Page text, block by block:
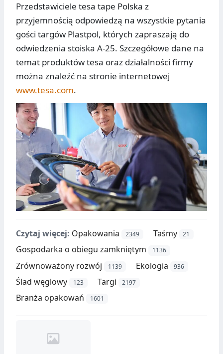
Przedstawiciele tesa tape Polska z
przyjemnością odpowiedzą na wszystkie pytania
gości targów Plastpol, których zapraszają do
odwiedzenia stoiska A-25. Szczegółowe dane na
temat produktów tesa oraz działalności firmy
można znaleźć na stronie internetowej
www.tesa.com.
Czytaj więcej: Opakowania 2349 Taśmy 21
Gospodarka o obiegu zamkniętym 1136
Zrównoważony rozwój 1139 Ekologia 936
Ślad węglowy 123 Targi 2197
Branża opakowań 1601